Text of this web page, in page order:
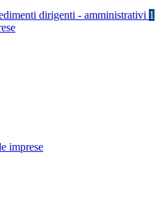
dirigenti - amministrativi 1
imprese